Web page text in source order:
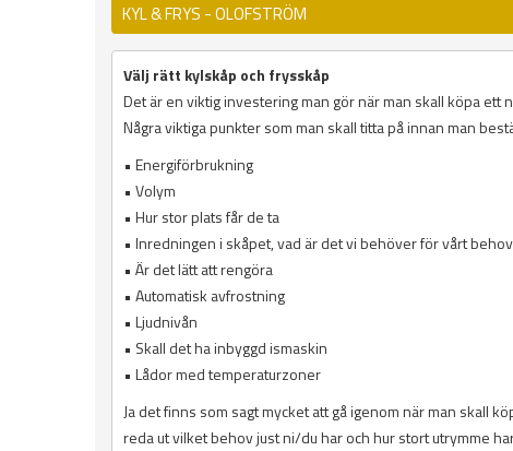
KYL & FRYS - OLOFSTRÖM
Välj rätt kylskåp och frysskåp
Det är en viktig investering man gör när man skall köpa ett
Några viktiga punkter som man skall titta på innan man
• Energiförbrukning
• Volym
• Hur stor plats får de ta
• Inredningen i skåpet, vad är det vi behöver för vårt behov
• Är det lätt att rengöra
• Automatisk avfrostning
• Ljudnivån
• Skall det ha inbyggd ismaskin
• Lådor med temperaturzoner
Ja det finns som sagt mycket att gå igenom när man skall
reda ut vilket behov just ni/du har och hur stort utrymme